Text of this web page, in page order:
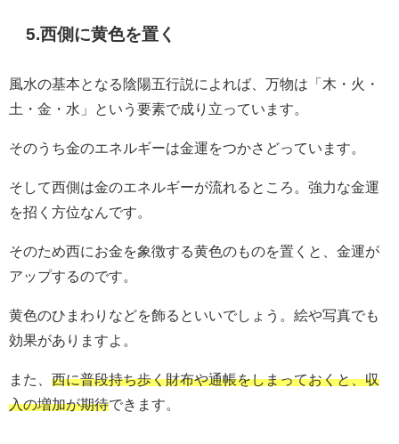
5.西側に黄色を置く
風水の基本となる陰陽五行説によれば、万物は「木・火・
土・金・水」という要素で成り立っています。
そのうち金のエネルギーは金運をつかさどっています。
そして西側は金のエネルギーが流れるところ。強力な金運
を招く方位なんです。
そのため西にお金を象徴する黄色のものを置くと、金運が
アップするのです。
黄色のひまわりなどを飾るといいでしょう。絵や写真でも
効果がありますよ。
また、 西に普段持ち歩く財布や通帳をしまっておくと、収
入の増加が期待できます。